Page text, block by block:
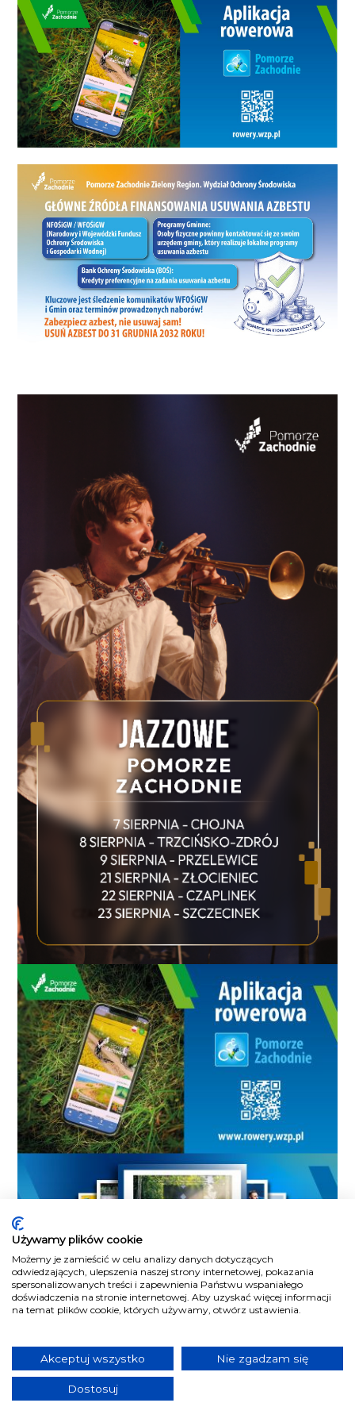
Używamy plików cookie
Możemy je zamieścić w celu analizy danych dotyczących
odwiedzających, ulepszenia naszej strony internetowej, pokazania
spersonalizowanych treści i zapewnienia Państwu wspaniałego
doświadczenia na stronie internetowej. Aby uzyskać więcej informacji
na temat plików cookie, których używamy, otwórz ustawienia.
Akceptuj wszystko Nie zgadzam się
Dostosuj